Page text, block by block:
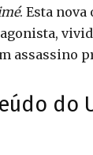
. Esta
assassino
do